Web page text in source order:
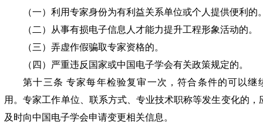
（一）利用专家身份为有利益关系单位或个人提供便利的
（二）从事有损电子信息人才能力提升工程形象活动的。
（三）弄虚作假骗取专家资格的。
（四）严重违反国家或中国电子学会有关政策规定的。
第十三条 专家每年检验复审一次，符合条件的可以继
用。专家工作单位、联系方式、专业技术职称等发生变化的，
及时向中国电子学会申请变更相关信息。